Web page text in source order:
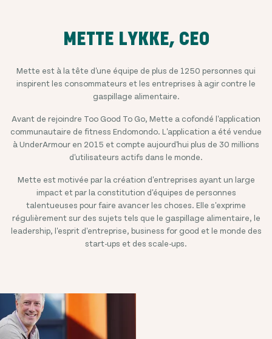
METTE LYKKE, CEO
Mette est à la tête d'une équipe de plus de 1250 personnes qui
inspirent les consommateurs et les entreprises à agir contre le
gaspillage alimentaire.
Avant de rejoindre Too Good To Go, Mette a cofondé l'application
communautaire de fitness Endomondo. L'application a été vendue
à UnderArmour en 2015 et compte aujourd'hui plus de 30 millions
d'utilisateurs actifs dans le monde.
Mette est motivée par la création d'entreprises ayant un large
impact et par la constitution d'équipes de personnes
talentueuses pour faire avancer les choses. Elle s'exprime
régulièrement sur des sujets tels que le gaspillage alimentaire, le
leadership, l'esprit d'entreprise, business for good et le monde des
start-ups et des scale-ups.